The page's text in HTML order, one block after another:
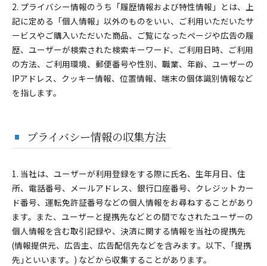
2. プライバシー情報のうち「履歴情報および特性情報」とは、上
記に定める「個人情報」以外のものをいい、ご利用いただいたサ
ービスやご購入いただいた商品、ご覧になったページや広告の履
歴、ユーザーが検索された検索キーワード、ご利用日時、ご利用
の方法、ご利用環境、郵便番号や性別、職業、年齢、ユーザーの
IPアドレス、クッキー情報、位置情報、端末の個体識別情報など
を指します。
プライバシー情報の収集方法
1. 当社は、ユーザーが利用登録をする際に氏名、生年月日、住
所、電話番号、メールアドレス、銀行口座番号、クレジットカー
ド番号、運転免許証番号などの個人情報をお尋ねすることがあり
ます。また、ユーザーと提携先などとの間でなされたユーザーの
個人情報を含む取引記録や、決済に関する情報を当社の提携先
(情報提供元、広告主、広告配信先などを含みます。以下、｢提携
先｣といいます。) などから収集することがあります。